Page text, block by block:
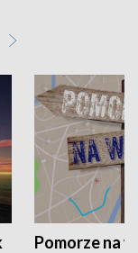
Pomorze na